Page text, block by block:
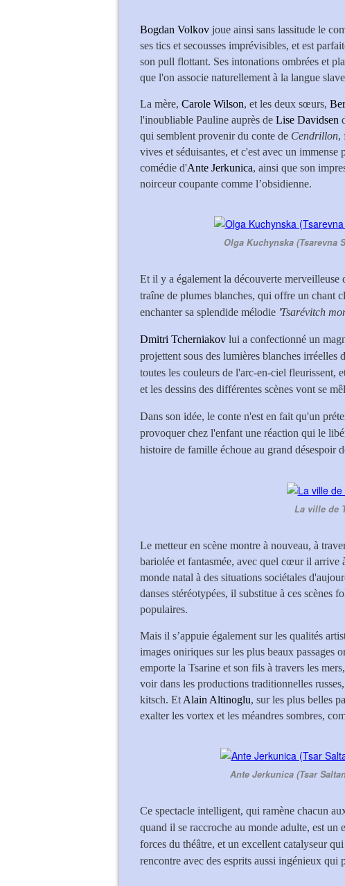
Bogdan Volkov joue ainsi sans lassitude le
ses tics et secousses imprévisibles, et est
son pull flottant. Ses intonations ombrées et
que l'on associe naturellement à la langue
La mère, Carole Wilson, et les deux sœurs,
l'inoubliable Pauline auprès de Lise Davidsen
qui semblent provenir du conte de Cendrillon,
vives et séduisantes, et c'est avec un
comédie d'Ante Jerkunica, ainsi que son
noirceur coupante comme l’obsidienne.
Olga Kuchynska (Tsarevna
Et il y a également la découverte merveilleuse
traîne de plumes blanches, qui offre un chant
enchanter sa splendide mélodie 'Tsarévitch
Dmitri Tcherniakov lui a confectionné un
projettent sous des lumières blanches
toutes les couleurs de l'arc-en-ciel fleurissent,
et les dessins des différentes scènes vont se
Dans son idée, le conte n'est en fait qu'un
provoquer chez l'enfant une réaction qui le
histoire de famille échoue au grand désespoir
La ville de
Le metteur en scène montre à nouveau, à
bariolée et fantasmée, avec quel cœur il arrive
monde natal à des situations sociétales
danses stéréotypées, il substitue à ces scènes
populaires.
Mais il s’appuie également sur les qualités
images oniriques sur les plus beaux passages
emporte la Tsarine et son fils à travers les
voir dans les productions traditionnelles
kitsch. Et Alain Altinoglu, sur les plus belles
exalter les vortex et les méandres sombres,
Ante Jerkunica (Tsar
Ce spectacle intelligent, qui ramène chacun
quand il se raccroche au monde adulte, est
forces du théâtre, et un excellent catalyseur
rencontre avec des esprits aussi ingénieux qui